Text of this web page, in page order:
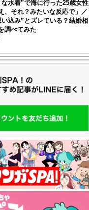
水着”で海に行った25歳女性
、それ？みたいな反応で」／
込み”とズレている？結婚相
調べてみた